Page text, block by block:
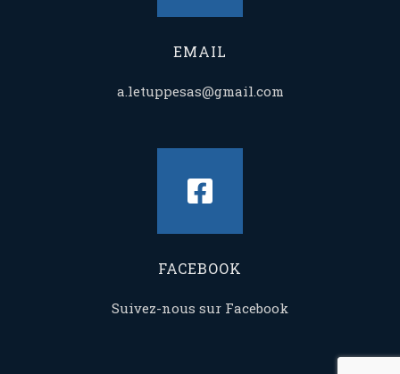
EMAIL
a.letuppesas@gmail.com
FACEBOOK
Suivez-nous sur Facebook